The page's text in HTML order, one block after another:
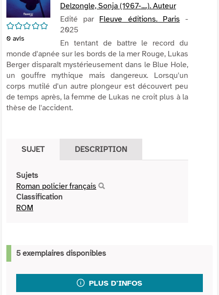
/5
0 avis
Delzongle, Sonja (1967-....). Auteur
Edité par Fleuve éditions. Paris -
2025
En tentant de battre le record du
monde d'apnée sur les bords de la mer Rouge, Lukas
Berger disparaît mystérieusement dans le Blue Hole,
un gouffre mythique mais dangereux. Lorsqu'un
corps mutilé d'un autre plongeur est découvert peu
de temps après, la femme de Lukas ne croit plus à la
thèse de l'accident.
SUJET DESCRIPTION
Sujets
Roman policier français
Classification
ROM
5 exemplaires disponibles
PLUS D'INFOS